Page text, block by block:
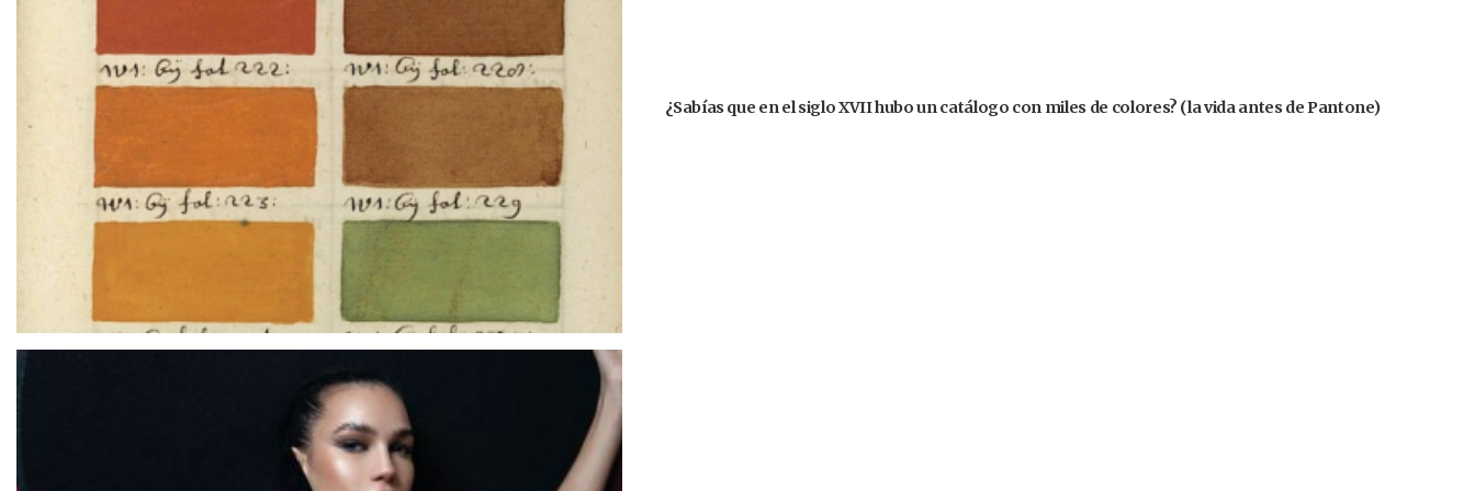
¿Sabías que en el siglo XVII hubo un catálogo con miles de colores? (la vida antes de Pantone)